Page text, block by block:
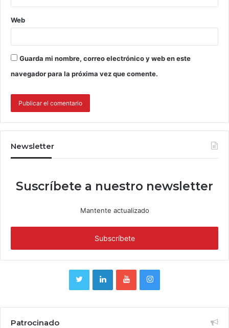
Web
Guarda mi nombre, correo electrónico y web en este
navegador para la próxima vez que comente.
Newsletter
Suscríbete a nuestro newsletter
Mantente actualizado
Patrocinado